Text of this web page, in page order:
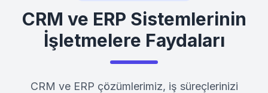
CRM ve ERP Sistemlerinin
İşletmelere Faydaları
CRM ve ERP çözümlerimiz, iş süreçlerinizi